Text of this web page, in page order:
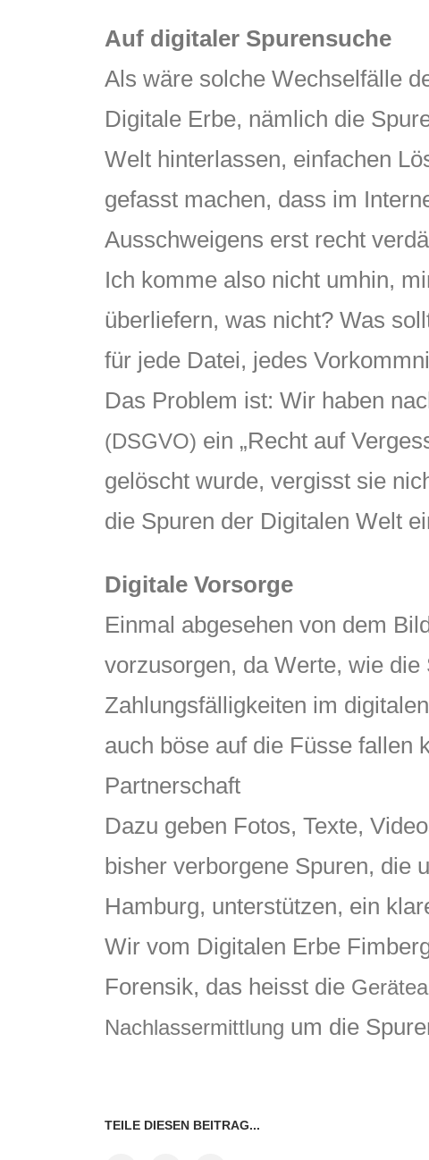
Auf digitaler Spurensuche
Als wäre solche Wechselfälle
Digitale Erbe, nämlich die
Welt hinterlassen, einfachen
gefasst machen, dass im
Ausschweigens erst recht
Ich komme also nicht umhin,
überliefern, was nicht? Was
für jede Datei, jedes
Das Problem ist: Wir haben
(DSGVO) ein „Recht auf
gelöscht wurde, vergisst sie
die Spuren der Digitalen Welt
Digitale Vorsorge
Einmal abgesehen von dem
vorzusorgen, da Werte, wie
Zahlungsfälligkeiten im
auch böse auf die Füsse fallen
Partnerschaft
Dazu geben Fotos, Texte,
bisher verborgene Spuren, die
Hamburg, unterstützen, ein
Wir vom Digitalen Erbe
Forensik, das heisst die
Nachlassermittlung um die
TEILE DIESEN BEITRAG...